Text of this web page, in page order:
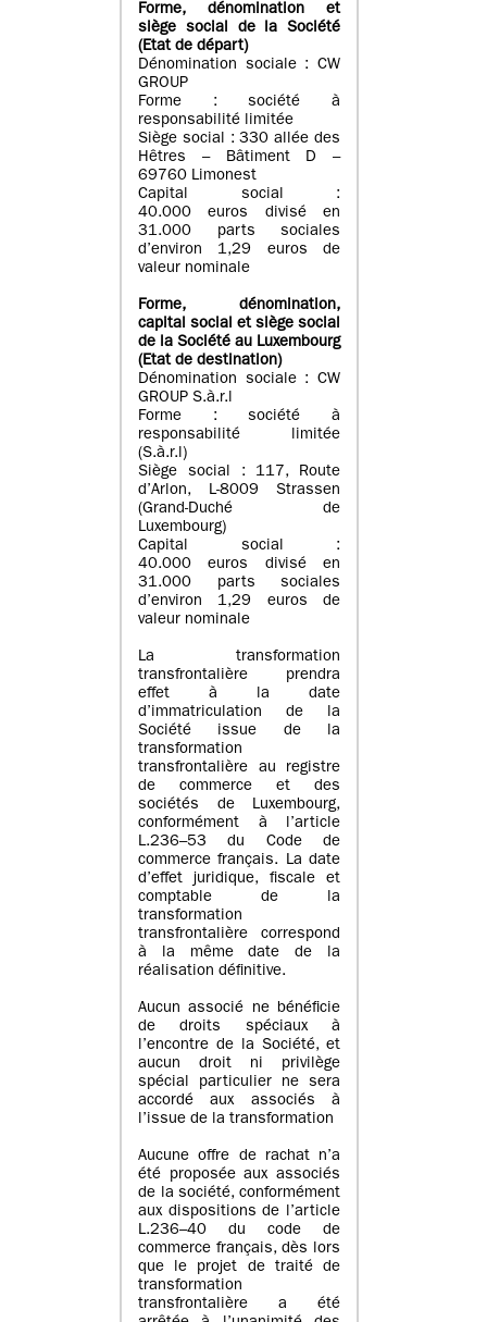
Forme, dénomination et
siège social de la Société
(Etatde départ)
Dénomination sociale : CW
GROUP
Forme : société à
responsabilité limitée
Siège social : 330 allée des
Hêtres – Bâtiment D –
69760 Limonest
Capital social :
40.000 euros divisé en
31.000 parts sociales
d’environ 1,29 euros de
valeur nominale
Forme, dénomination,
capital social et siège social
de la Société au Luxembourg
(Etat de destination)
Dénomination sociale : CW
GROUP S.à.r.l
Forme : société à
responsabilité limitée
(S.à.r.l)
Siège social : 117, Route
d’Arlon, L-8009 Strassen
(Grand-Duché de
Luxembourg)
Capital social :
40.000 euros divisé en
31.000 parts sociales
d’environ 1,29 euros de
valeur nominale
La transformation
transfrontalière prendra
effet à la date
d’immatriculation de la
Société issue de la
transformation
transfrontalière au registre
de commerce et des
sociétés de Luxembourg,
conformément à l’article
L.236–53 du Code de
commerce français. La date
d’effet juridique, fiscale et
comptable de la
transformation
transfrontalière correspond
à la même date de la
réalisation définitive.
Aucun associé ne bénéficie
de droits spéciaux à
l’encontre de la Société, et
aucun droit ni privilège
spécial particulier ne sera
accordé aux associés à
l’issue de la transformation
Aucune offre de rachat n’a
été proposée aux associés
de la société, conformément
aux dispositions de l’article
L.236–40 du code de
commerce français, dès lors
que le projet de traité de
transformation
transfrontalière a été